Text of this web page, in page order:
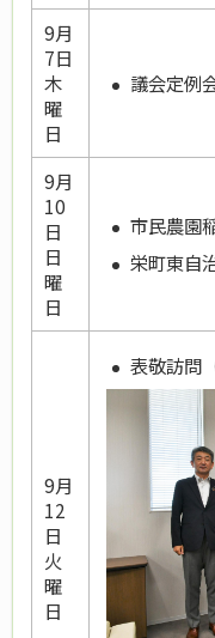
9月
7日
木
曜
日
議会定例
9月
10
日
日
曜
日
市民農園
栄町東自
9月
12
日
火
曜
日
表敬訪問